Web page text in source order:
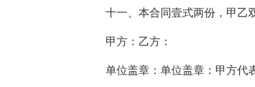
十一、本合同壹式两份，甲乙双
甲方：乙方：
单位盖章：单位盖章：甲方代表